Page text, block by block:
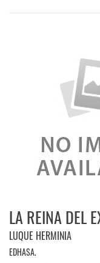
LA REINA DEL
LUQUE HERMINIA
EDHASA.